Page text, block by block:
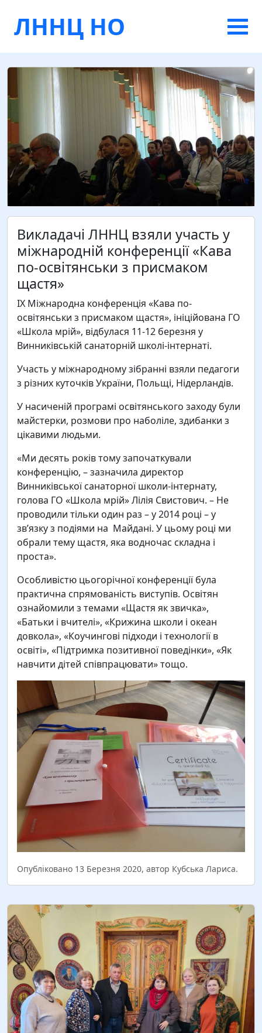
ЛННЦ НО
Викладачі ЛННЦ взяли участь у
міжнародній конференції «Кава
по-освітянськи з присмаком
щастя»
IX Міжнародна конференція «Кава по-
освітянськи з присмаком щастя», ініційована ГО
«Школа мрій», відбулася 11-12 березня у
Винниківській санаторній школі-інтернаті.
Участь у міжнародному зібранні взяли педагоги
з різних куточків України, Польщі, Нідерландів.
У насиченій програмі освітянського заходу були
майстерки, розмови про наболіле, здибанки з
цікавими людьми.
«Ми десять років тому започаткували
конференцію, – зазначила директор
Винниківської санаторної школи-інтернату,
голова ГО «Школа мрій» Лілія Свистович. – Не
проводили тільки один раз – у 2014 році – у
зв’язку з подіями на Майдані. У цьому році ми
обрали тему щастя, яка водночас складна і
проста».
Особливістю цьогорічної конференції була
практична спрямованість виступів. Освітян
ознайомили з темами «Щастя як звичка»,
«Батьки і вчителі», «Крижина школи і океан
довкола», «Коучингові підходи і технології в
освіті», «Підтримка позитивної поведінки», «Як
навчити дітей співпрацювати» тощо.
Опубліковано 13 Березня 2020, автор Кубська Лариса.
2026 рік для Художнього професійно-технічного
училища ім. Й.П. Станька – ювілейний. Цього року
виповнюється 130 років з часу заснування
Яворівської промислової або забавкарської
школи, спадкоємцем якої є ХПТУ. Ц Заклад…
Читати більше
22 серпня стартує презентація офіційного
новоствореного веб-сайту в рамках співпраці з
Українським культурним фондом по проекту
«Створення центру вітражного мистецтва на базі
ДНЗ «Львівське ВПХУ» для збереження та розвитку